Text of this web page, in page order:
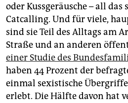
oder Kussgeräusche – all das
Catcalling. Und für viele,
sind sie Teil des Alltags am
Straße und an anderen
einer Studie des
haben 44 Prozent der
einmal sexistische
erlebt. Die Hälfte davon hat